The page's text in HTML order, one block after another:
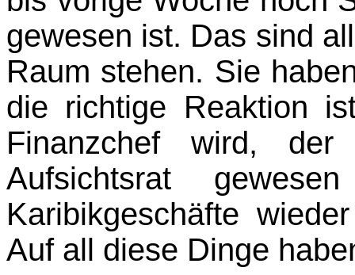
gewesen ist. Das sind
Raum stehen. Sie
die richtige Reaktion
Finanzchef wird,
Aufsichtsrat
Karibikgeschäfte
Auf all diese Dinge